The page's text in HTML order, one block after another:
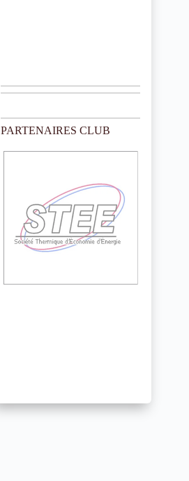
PARTENAIRES CLUB